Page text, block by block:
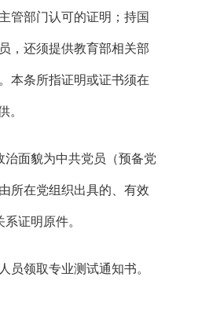
管部门认可的证明；持国
，还须提供教育部相关部
本条所指证明或证书须在
。
治面貌为中共党员（预备党
所在党组织出具的、有效
证明原件。
员领取专业测试通知书。